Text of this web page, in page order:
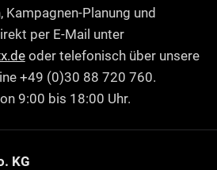
Kampagnen-Planung und
per E-Mail unter
oder telefonisch über unsere
+49 (0)30 88 720 760.
9:00 bis 18:00 Uhr.
KG